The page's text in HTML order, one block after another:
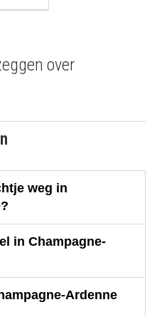
over
weg in
in Champagne-
Ardenne